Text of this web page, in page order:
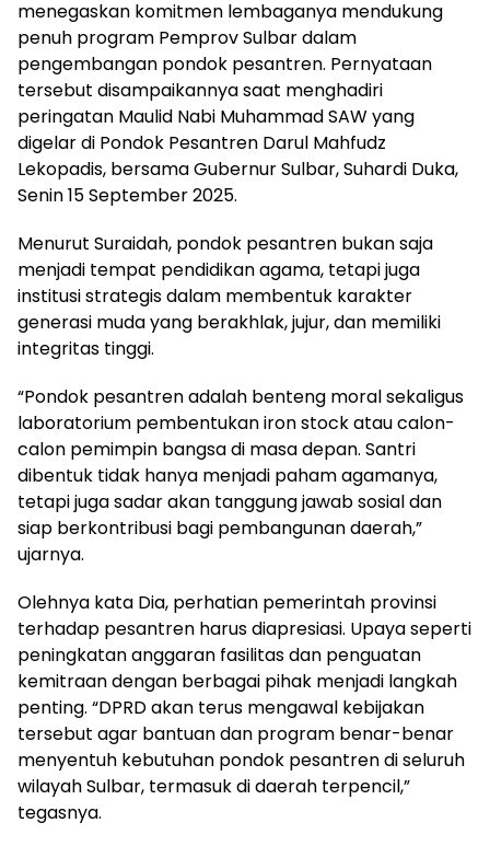
menegaskan komitmen lembaganya mendukung
penuh program Pemprov Sulbar dalam
pengembangan pondok pesantren. Pernyataan
tersebut disampaikannya saat menghadiri
peringatan Maulid Nabi Muhammad SAW yang
digelar di Pondok Pesantren Darul Mahfudz
Lekopadis, bersama Gubernur Sulbar, Suhardi Duka,
Senin 15 September 2025.
Menurut Suraidah, pondok pesantren bukan saja
menjadi tempat pendidikan agama, tetapi juga
institusi strategis dalam membentuk karakter
generasi muda yang berakhlak, jujur, dan memiliki
integritas tinggi.
“Pondok pesantren adalah benteng moral sekaligus
laboratorium pembentukan iron stock atau calon-
calon pemimpin bangsa di masa depan. Santri
dibentuk tidak hanya menjadi paham agamanya,
tetapi juga sadar akan tanggung jawab sosial dan
siap berkontribusi bagi pembangunan daerah,”
ujarnya.
Olehnya kata Dia, perhatian pemerintah provinsi
terhadap pesantren harus diapresiasi. Upaya seperti
peningkatan anggaran fasilitas dan penguatan
kemitraan dengan berbagai pihak menjadi langkah
penting. “DPRD akan terus mengawal kebijakan
tersebut agar bantuan dan program benar-benar
menyentuh kebutuhan pondok pesantren di seluruh
wilayah Sulbar, termasuk di daerah terpencil,”
tegasnya.